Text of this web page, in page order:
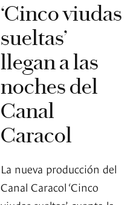
‘Cinco viudas
sueltas’
llegan a las
noches del
Canal
Caracol
La nueva producción del
Canal Caracol ‘Cinco